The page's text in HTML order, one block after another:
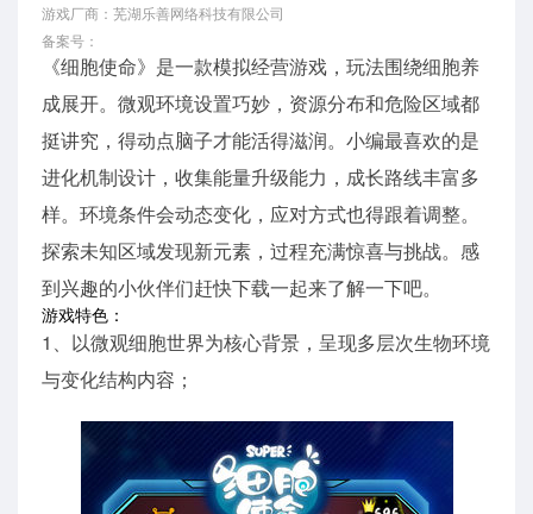
游戏厂商：芜湖乐善网络科技有限公司
备案号：
《细胞使命》是一款模拟经营游戏，玩法围绕细胞养
成展开。微观环境设置巧妙，资源分布和危险区域都
挺讲究，得动点脑子才能活得滋润。小编最喜欢的是
进化机制设计，收集能量升级能力，成长路线丰富多
样。环境条件会动态变化，应对方式也得跟着调整。
探索未知区域发现新元素，过程充满惊喜与挑战。感
到兴趣的小伙伴们赶快下载一起来了解一下吧。
游戏特色：
1、以微观细胞世界为核心背景，呈现多层次生物环境
与变化结构内容；